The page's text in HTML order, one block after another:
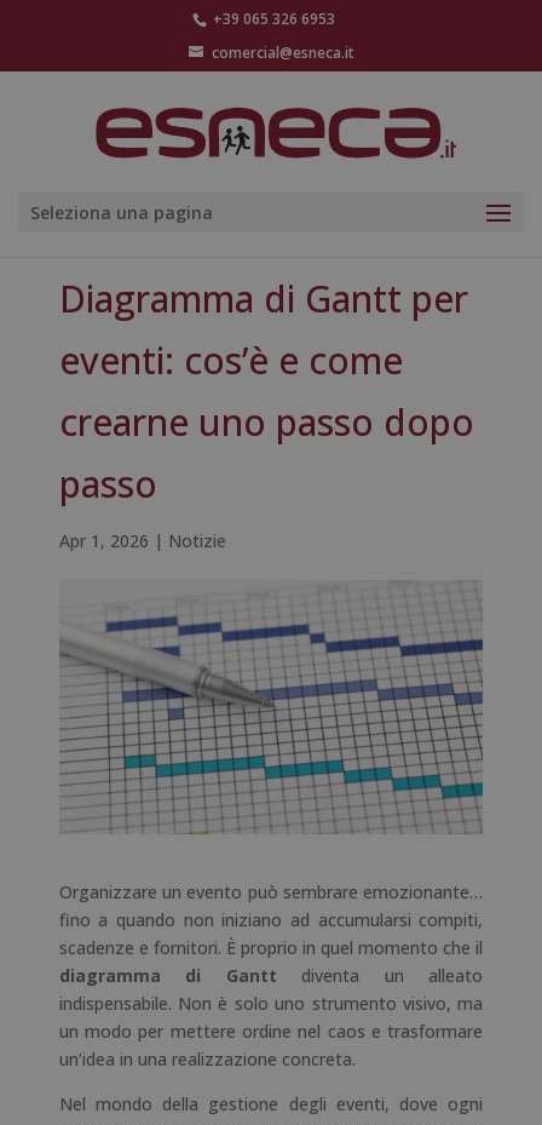
+39 065 326 6953
comercial@esneca.it
Seleziona una pagina
Diagramma di Gantt per
eventi: cos’è e come
crearne uno passo dopo
passo
Apr 1, 2026 | Notizie
Organizzare un evento può sembrare emozionante…
fino a quando non iniziano ad accumularsi compiti,
scadenze e fornitori. È proprio in quel momento che il
diagramma di Gantt diventa un alleato
indispensabile. Non è solo uno strumento visivo, ma
un modo per mettere ordine nel caos e trasformare
un’idea in una realizzazione concreta.
Nel mondo della gestione degli eventi, dove ogni